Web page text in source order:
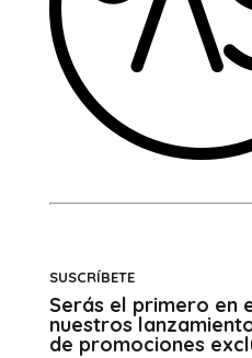
SUSCRÍBETE
Serás el primero en
nuestros
de promociones